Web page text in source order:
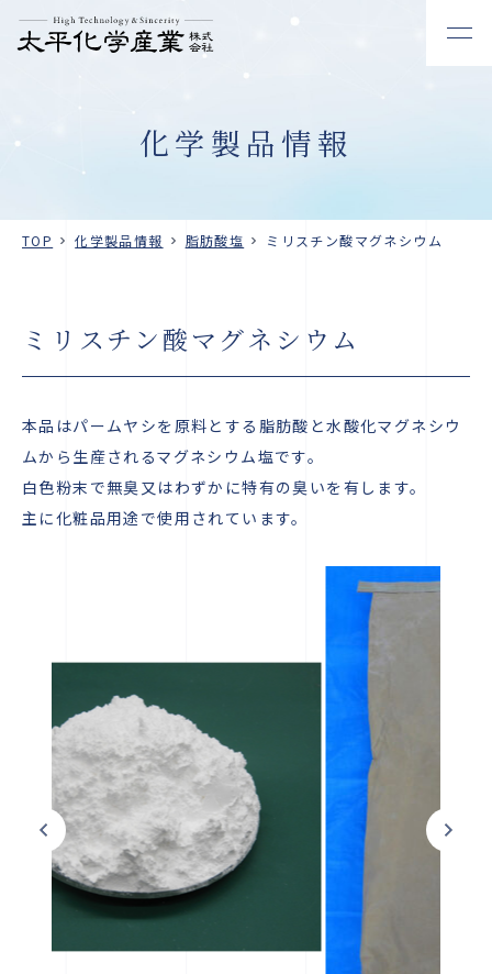
化学製品情報
TOP 化学製品情報 脂肪酸塩 ミリスチン酸マグネシウム
ミリスチン酸マグネシウム
本品はパームヤシを原料とする脂肪酸と水酸化マグネシウ
ムから生産されるマグネシウム塩です。
白色粉末で無臭又はわずかに特有の臭いを有します。
主に化粧品用途で使用されています。